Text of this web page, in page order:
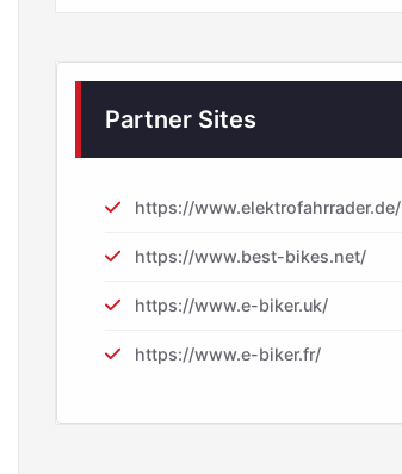
Partner Sites
https://www.elektrofahrrader.de/
https://www.best-bikes.net/
https://www.e-biker.uk/
https://www.e-biker.fr/